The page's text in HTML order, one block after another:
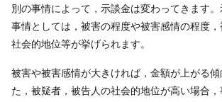
別の事情によって，示談金は変わってきます
事情としては，被害の程度や被害感情の程度
社会的地位等が挙げられます。
被害や被害感情が大きければ，金額が上がる傾
た，被疑者，被告人の社会的地位が高い場合